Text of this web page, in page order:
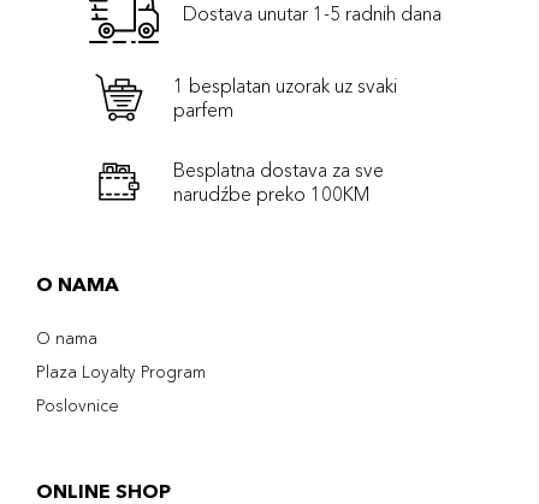
Dostava unutar 1-5 radnih dana
1 besplatan uzorak uz svaki
parfem
Besplatna dostava za sve
narudźbe preko 100KM
O NAMA
O nama
Plaza Loyalty Program
Poslovnice
ONLINE SHOP